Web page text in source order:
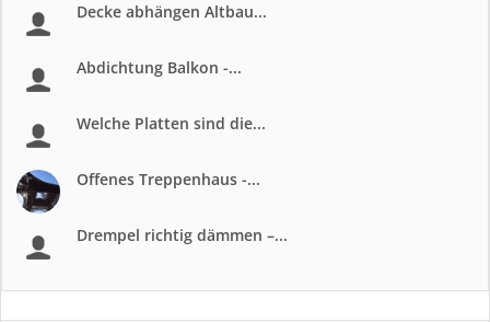
Decke abhängen Altbau...
Abdichtung Balkon -...
Welche Platten sind die...
Offenes Treppenhaus -...
Drempel richtig dämmen –...